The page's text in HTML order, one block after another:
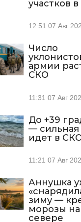
участков
12:51 07 Авг
Число
армии
СКО
11:31 07 Авг
До +39
— сильная
идет в
11:21 07 Авг
Аннушка
зиму —
морозы на
севере